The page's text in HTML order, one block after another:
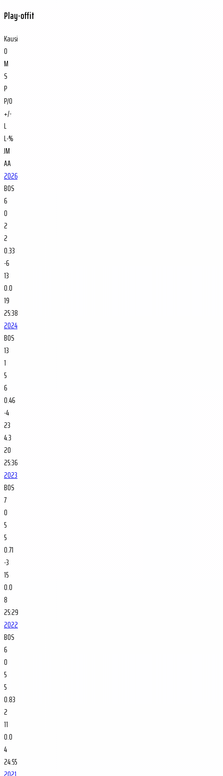
Play-offit
Kausi
O
M
S
P
P/O
+/-
L
L-%
JM
AA
2026
BOS
6
0
2
2
0.33
-6
13
0.0
19
25:38
2024
BOS
13
1
5
6
0.46
-4
23
4.3
20
25:36
2023
BOS
7
0
5
5
0.71
-3
15
0.0
8
25:29
2022
BOS
6
0
5
5
0.83
2
11
0.0
4
24:55